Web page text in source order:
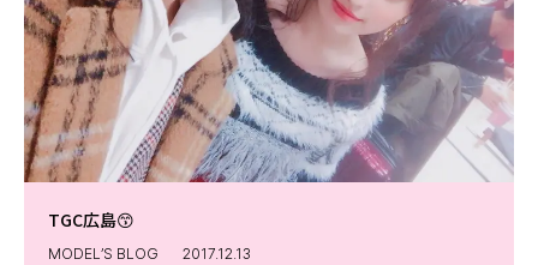
TGC広島😙
MODEL’S BLOG
2017.12.13